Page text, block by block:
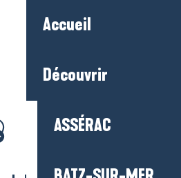
Accueil
Découvrir
ASSÉRAC
aux favoris